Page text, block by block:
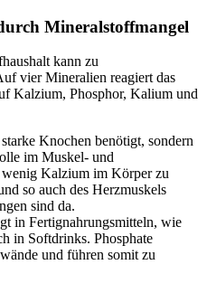
Mineralstoffmangel
kann zu
vier Mineralien reagiert das
Kalzium, Phosphor, Kalium und
Knochen benötigt, sondern
im Muskel- und
Kalzium im Körper zu
so auch des Herzmuskels
sind da.
in Fertignahrungsmitteln, wie
in Softdrinks. Phosphate
und führen somit zu